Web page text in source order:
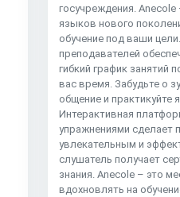
госучреждения.
языков нового
обучение под ваши
преподавателей
гибкий график занятий
вас время. Забудьте о
общение и практикуйте
Интерактивная
упражнениями сделает
увлекательным и
слушатель получает
знания. Anecole – это
вдохновлять на